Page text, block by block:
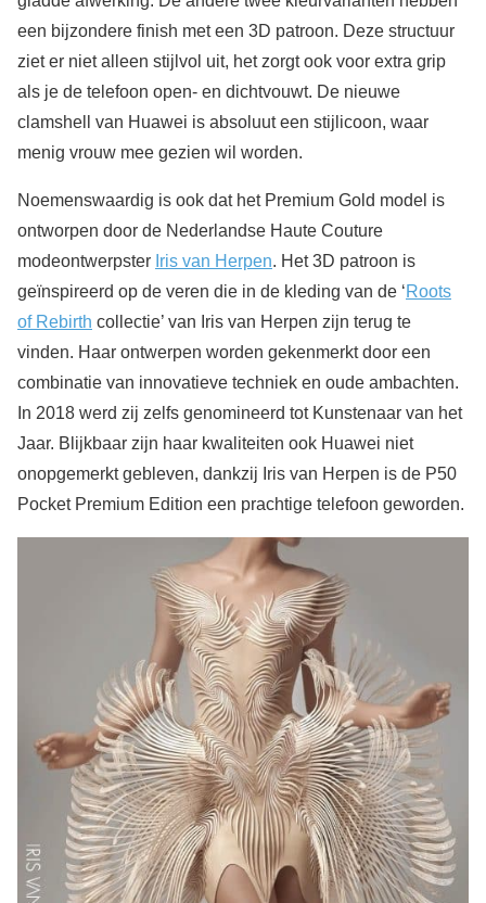
een bijzondere finish met een 3D patroon. Deze structuur
ziet er niet alleen stijlvol uit, het zorgt ook voor extra grip
als je de telefoon open- en dichtvouwt. De nieuwe
clamshell van Huawei is absoluut een stijlicoon, waar
menig vrouw mee gezien wil worden.
Noemenswaardig is ook dat het Premium Gold model is
ontworpen door de Nederlandse Haute Couture
modeontwerpster Iris van Herpen. Het 3D patroon is
geïnspireerd op de veren die in de kleding van de ‘Roots
of Rebirth collectie’ van Iris van Herpen zijn terug te
vinden. Haar ontwerpen worden gekenmerkt door een
combinatie van innovatieve techniek en oude ambachten.
In 2018 werd zij zelfs genomineerd tot Kunstenaar van het
Jaar. Blijkbaar zijn haar kwaliteiten ook Huawei niet
onopgemerkt gebleven, dankzij Iris van Herpen is de P50
Pocket Premium Edition een prachtige telefoon geworden.